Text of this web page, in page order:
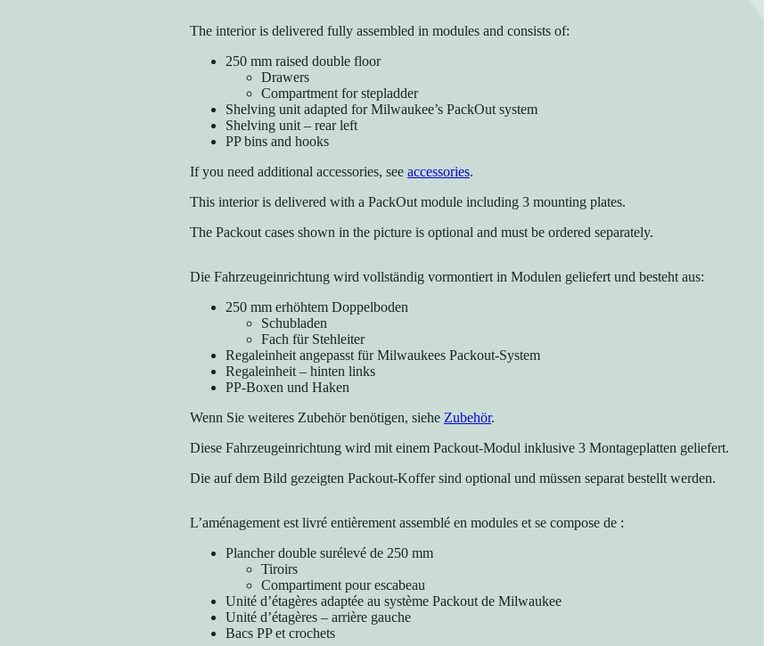
The interior is delivered fully assembled in modules and consists of:
250 mm raised double floor
Drawers
Compartment for stepladder
Shelving unit adapted for Milwaukee’s PackOut system
Shelving unit – rear left
PP bins and hooks
If you need additional accessories, see accessories.
This interior is delivered with a PackOut module including 3 mounting plates.
The Packout cases shown in the picture is optional and must be ordered separately.
Die Fahrzeugeinrichtung wird vollständig vormontiert in Modulen geliefert und besteht aus:
250 mm erhöhtem Doppelboden
Schubladen
Fach für Stehleiter
Regaleinheit angepasst für Milwaukees Packout-System
Regaleinheit – hinten links
PP-Boxen und Haken
Wenn Sie weiteres Zubehör benötigen, siehe Zubehör.
Diese Fahrzeugeinrichtung wird mit einem Packout-Modul inklusive 3 Montageplatten geliefert.
Die auf dem Bild gezeigten Packout-Koffer sind optional und müssen separat bestellt werden.
L’aménagement est livré entièrement assemblé en modules et se compose de :
Plancher double surélevé de 250 mm
Tiroirs
Compartiment pour escabeau
Unité d’étagères adaptée au système Packout de Milwaukee
Unité d’étagères – arrière gauche
Bacs PP et crochets